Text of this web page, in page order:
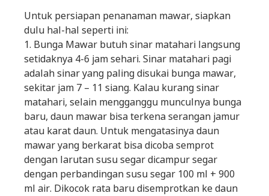
Untuk persiapan penanaman mawar, siapkan
dulu hal-hal seperti ini:
1. Bunga Mawar butuh sinar matahari langsung
setidaknya 4-6 jam sehari. Sinar matahari pagi
adalah sinar yang paling disukai bunga mawar,
sekitar jam 7 – 11 siang. Kalau kurang sinar
matahari, selain mengganggu munculnya bunga
baru, daun mawar bisa terkena serangan jamur
atau karat daun. Untuk mengatasinya daun
mawar yang berkarat bisa dicoba semprot
dengan larutan susu segar dicampur segar
dengan perbandingan susu segar 100 ml + 900
ml air. Dikocok rata baru disemprotkan ke daun